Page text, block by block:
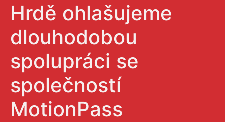
Reference
Hrdě ohlašujeme
dlouhodobou
spolupráci se
společností
MotionPass